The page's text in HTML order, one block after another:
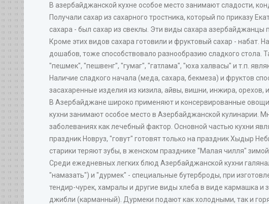
В азербайджанской кухне особое место занимают сладости,
Получали сахар из сахарного тростника, который по приказу
сахара - был сахар из свеклы. Эти виды сахара
Кроме этих видов сахара готовили и фруктовый сахар - набат.
дошабов, тоже способствовало разнообразию сладкого стола.
"пешмек", "пешвенг", "гумаг", "гатлама", "юха халвасы" и т.п.
Наличие сладкого начала (меда, сахара, бекмеза) и фруктов
засахаренные изделия из кизила, айвы, вишни, инжира, орехов,
В Азербайджане широко применяют и консервированные
кухни занимают особое место в Азербайджанской кулинарии.
заболеваниях как лечебный фактор. Основной частью кухни
праздник Новруз, "говут" готовят только на праздник Хыдыр
старики теряют зубы, в женском празднике "Малая чилля"
Среди ежедневных легких блюд Азербайджанской кухни
"намазать") и "дурмек" - специальные бутерброды, при
тендир-чурек, хамралы и другие виды хлеба в виде кармашка
джибли (карманный). Дурмеки подают как холодными, так и